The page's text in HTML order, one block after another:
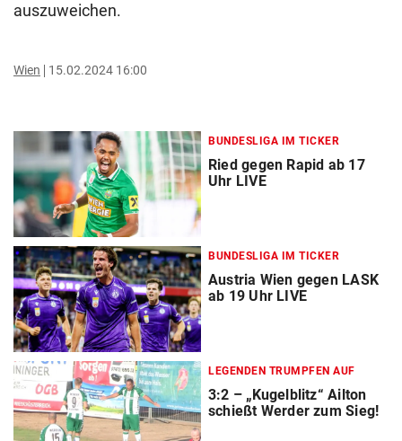
auszuweichen.
Wien 15.02.2024 16:00
BUNDESLIGA IM TICKER
Ried gegen Rapid ab 17
Uhr LIVE
BUNDESLIGA IM TICKER
Austria Wien gegen LASK
ab 19 Uhr LIVE
LEGENDEN TRUMPFEN AUF
3:2 – „Kugelblitz“ Ailton
schießt Werder zum Sieg!